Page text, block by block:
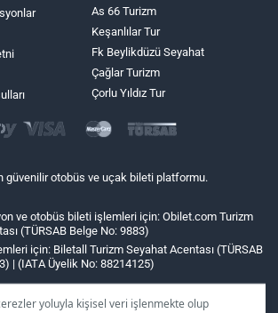
yoluyla kişisel veri işlenmekte olup
As 66 Turizm
Keşanlılar Tur
Fk Beylikdüzü Seyahat
Çağlar Turizm
Çorlu Yıldız Tur
güvenilir otobüs ve uçak bileti platformu.
ve otobüs bileti işlemleri için: Obilet.com Turizm
(TÜRSAB Belge No: 9883)
için: Biletall Turizm Seyahat Acentası (TÜRSAB
| (IATA Üyelik No: 88214125)